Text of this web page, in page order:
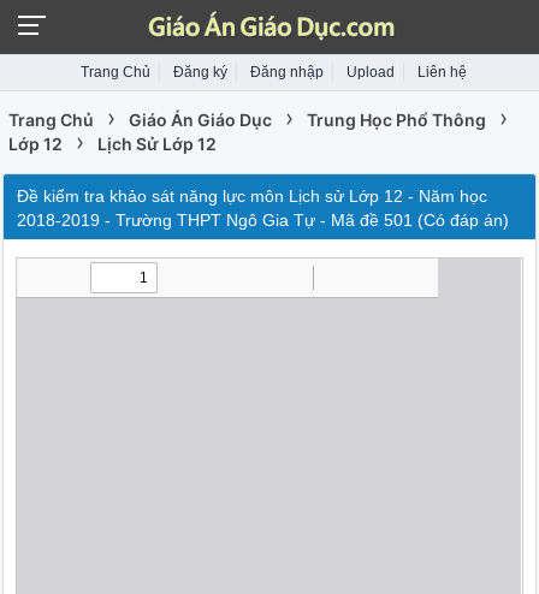
Trang Chủ Đăng ký Đăng nhập Upload Liên hệ
Trang Chủ › Giáo Án Giáo Dục › Trung Học Phổ Thông ›
Lớp 12 › Lịch Sử Lớp 12
Đề kiểm tra khảo sát năng lực môn Lịch sử Lớp 12 - Năm học
2018-2019 - Trường THPT Ngô Gia Tự - Mã đề 501 (Có đáp án)